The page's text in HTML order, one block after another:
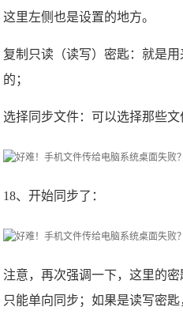
这里左侧也是设置的地方。
复制只读（读写）密匙：就是
的；
选择同步文件：可以选择那些文
18、开始同步了：
注意，再次强调一下，这里的
只能单向同步；如果是读写密匙